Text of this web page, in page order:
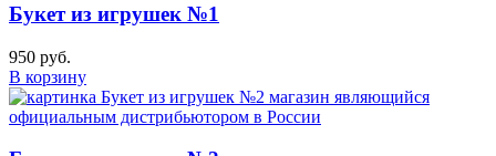
Букет из игрушек №1
950 руб.
В корзину